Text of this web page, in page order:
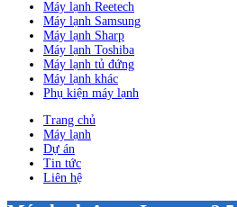
Máy lạnh Reetech
Máy lạnh Samsung
Máy lạnh Sharp
Máy lạnh Toshiba
Máy lạnh tủ đứng
Máy lạnh khác
Phụ kiện máy lạnh
Trang chủ
Máy lạnh
Dự án
Tin tức
Liên hệ